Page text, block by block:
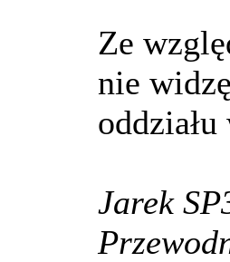
Ze
nie
Jarek